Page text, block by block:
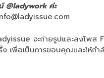
@ladywork ค่ะ
จะถ่ายรูปและลงโพส
ง เพื่อเป็นการขอบคุณและให้กำ